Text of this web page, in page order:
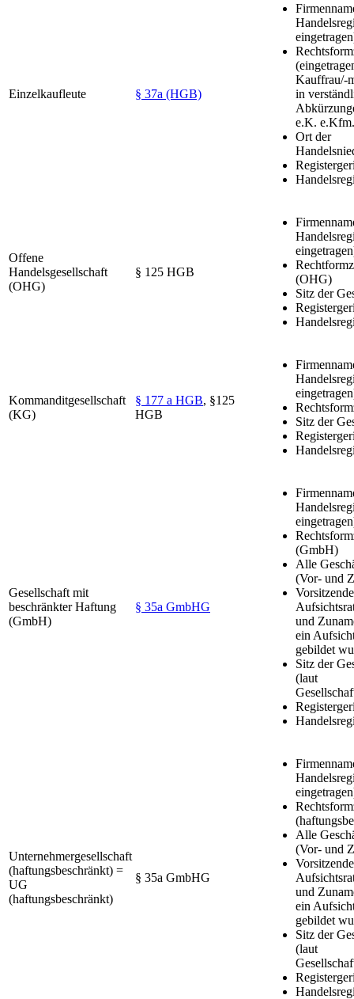
Einzelkaufleute § 37a (HGB)
Kauffrau/-
in
e.K.
Ort der
Offene
Handelsgesellschaft
(OHG)
§ 125 HGB
(OHG)
Sitz der
Kommanditgesellschaft
(KG)
§ 177 a HGB, §125
HGB
Sitz der
Gesellschaft mit
beschränkter Haftung
(GmbH)
§ 35a GmbHG
(GmbH)
Alle
(Vor- und
und
ein
gebildet
Sitz der
(laut
Unternehmergesellschaft
(haftungsbeschränkt) =
UG
(haftungsbeschränkt)
§ 35a GmbHG
Alle
(Vor- und
und
ein
gebildet
Sitz der
(laut